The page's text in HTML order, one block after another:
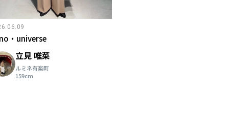
・universe
立見 唯菜
ルミネ有楽町
159cm